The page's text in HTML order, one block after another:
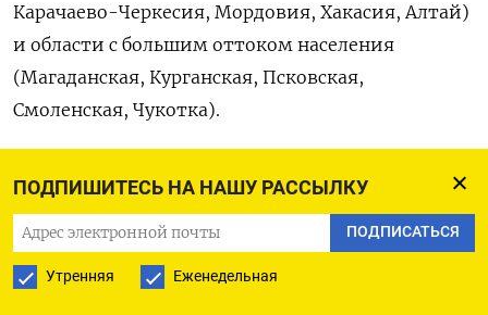
ПОДПИШИТЕСЬ НА НАШУ РАССЫЛКУ
ПОДПИСАТЬСЯ
Утренняя Еженедельная
Карачаево-Черкесия, Мордовия, Хакасия, Алтай)
и области с большим оттоком населения
(Магаданская, Курганская, Псковская,
Смоленская, Чукотка).
рублейпотратитна социальную сферу из казны
около 35% — это меньше суммы, которая Россия
выделяет на войну в день. При этом Чукотка